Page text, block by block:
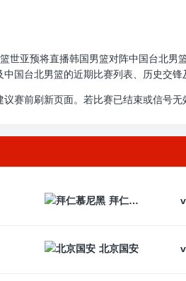
世亚预将直播韩国男篮对阵中国台北
国台北男篮的近期比赛列表、历史交锋
赛前刷新页面。若比赛已结束或信号
拜仁慕尼黑
北京国安